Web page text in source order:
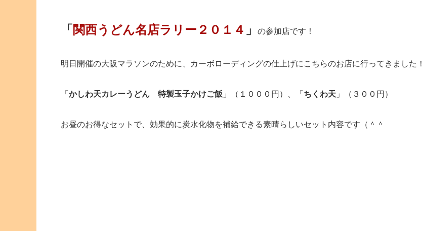
「関西うどん名店ラリー２０１４ 」 の参加店です！
明日開催の大阪マラソンのために、カーボローディングの仕上げにこちらのお店に行ってきました！
「 かしわ天カレーうどん 特製玉子かけご飯 」（１０００円）、「 ちくわ天 」（３００円）
お昼のお得なセットで、効果的に炭水化物を補給できる素晴らしいセット内容です（＾＾